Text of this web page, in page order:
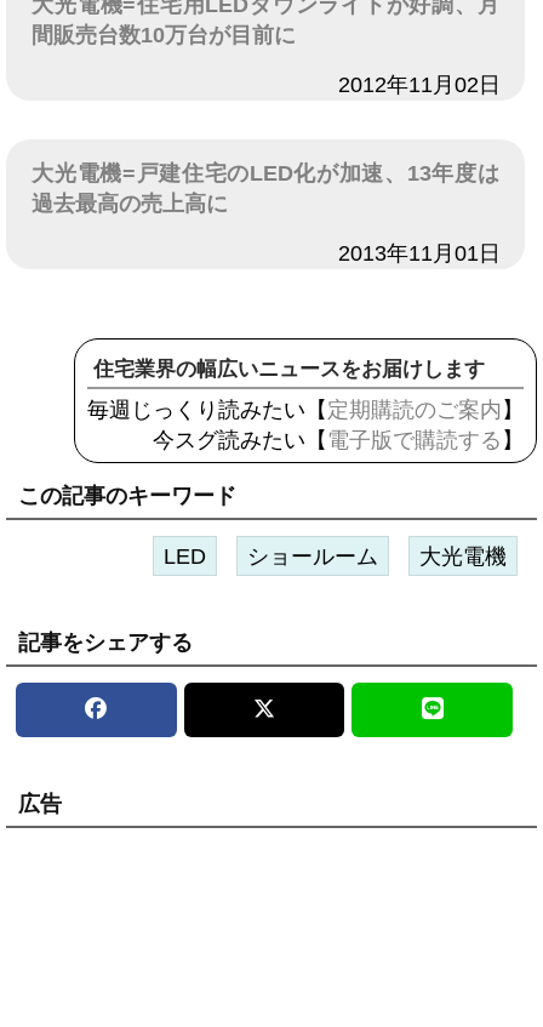
大光電機=住宅用LEDダウンライトが好調、月
間販売台数10万台が目前に
2012年11月02日
大光電機=戸建住宅のLED化が加速、13年度は
過去最高の売上高に
2013年11月01日
住宅業界の幅広いニュースをお届けします
毎週じっくり読みたい【 定期購読のご案内 】
今スグ読みたい【 電子版で購読する 】
この記事のキーワード
LED ショールーム 大光電機
記事をシェアする
広告